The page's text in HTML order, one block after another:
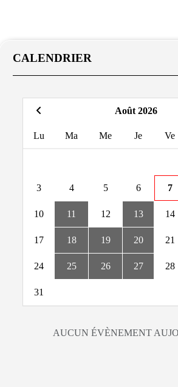
CALENDRIER
Août 2026
Lu Ma Me Je Ve
3 4 5 6 7
10 11 12 13 14
17 18 19 20 21
24 25 26 27 28
31
AUCUN ÉVÈNEMENT